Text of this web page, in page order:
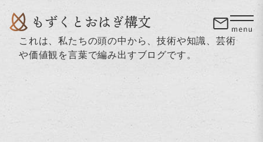
これは、私たちの頭の中から、技術や知識、芸術
や価値観を言葉で編み出すブログです。